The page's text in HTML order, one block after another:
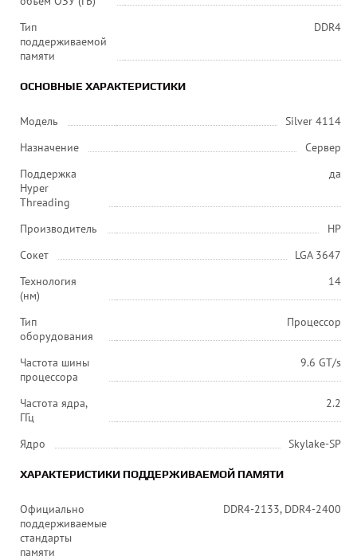
Тип
поддерживаемой
памяти
DDR4
ОСНОВНЫЕ ХАРАКТЕРИСТИКИ
Модель
Silver 4114
Назначение
Сервер
Поддержка
Hyper
Threading
да
Производитель
HP
Сокет
LGA 3647
Технология
(нм)
14
Тип
оборудования
Процессор
Частота шины
процессора
9.6 GT/s
Частота ядра,
ГГц
2.2
Ядро Skylake-SP
ХАРАКТЕРИСТИКИ ПОДДЕРЖИВАЕМОЙ ПАМЯТИ
Официально
поддерживаемые
стандарты
памяти
DDR4-2133, DDR4-2400